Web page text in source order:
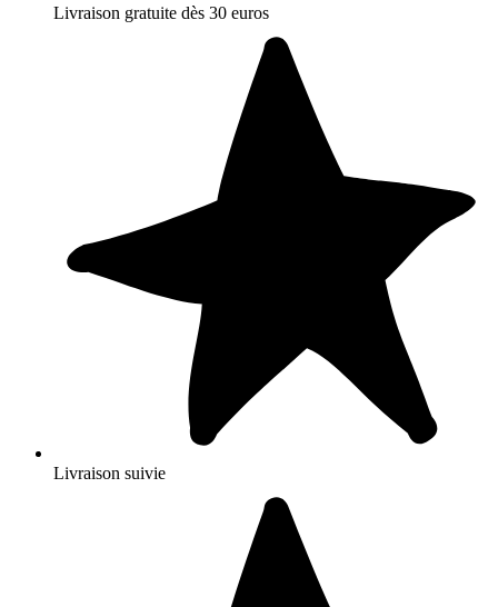
Livraison gratuite dès 30 euros
Livraison suivie